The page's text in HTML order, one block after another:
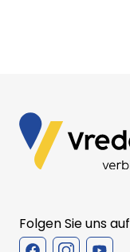
Folgen Sie uns auf